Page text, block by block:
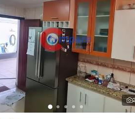
Compare você consegue
tradicionais. Já vendemos e
São Judas Tadeu. Isso porque
específicas para Guarulhos, o
como consequência uma maior
com um time de programadores,
para atender proprietários e